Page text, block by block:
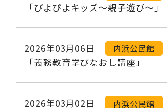
「ぴよぴよキッズ～親子遊び～」
2026年03月06日 内浜公民館
「義務教育学びなおし講座」
2026年03月02日 内浜公民館